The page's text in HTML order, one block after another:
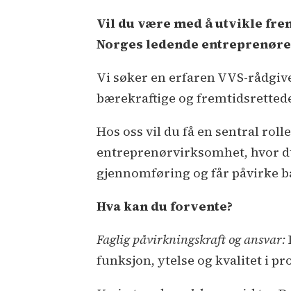
Vil du være med å utvikle
Norges ledende
Vi søker en erfaren VVS-
bærekraftige og
Hos oss vil du få en sentral
entreprenørvirksomhet, hvor
gjennomføring og får påvirke
Hva kan du forvente?
Faglig påvirkningskraft og ansvar:
funksjon, ytelse og kvalitet i